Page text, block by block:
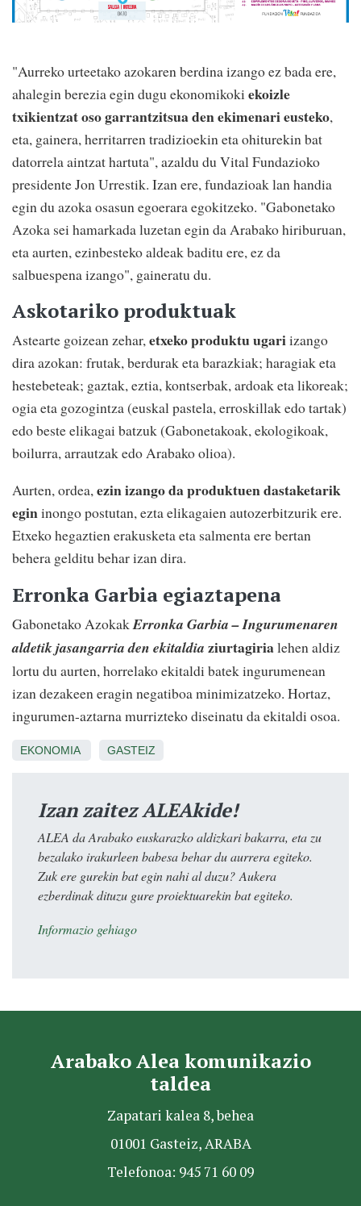
"Aurreko urteetako azokaren berdina izango ez bada ere,
ahalegin berezia egin dugu ekonomikokiekoizle
txikientzat oso garrantzitsua den ekimenari eusteko,
eta, gainera, herritarren tradizioekin eta ohiturekin bat
datorrela aintzat hartuta", azaldu du Vital Fundazioko
presidente Jon Urrestik. Izan ere, fundazioak lan handia
egin du azoka osasun egoerara egokitzeko. "Gabonetako
Azoka sei hamarkada luzetan egin da Arabako hiriburuan,
eta aurten, ezinbesteko aldeak baditu ere, ez da
salbuespena izango", gaineratu du.
Askotariko produktuak
Astearte goizean zehar,etxeko produktu ugariizango
dira azokan: frutak, berdurak eta barazkiak; haragiak eta
hestebeteak; gaztak, eztia, kontserbak, ardoak eta likoreak;
ogia eta gozogintza (euskal pastela, erroskillak edo tartak)
edo beste elikagai batzuk (Gabonetakoak, ekologikoak,
boilurra, arrautzak edo Arabako olioa).
Aurten, ordea,ezin izango da produktuen dastaketarik
egininongo postutan, ezta elikagaien autozerbitzurik ere.
Etxeko hegaztien erakusketa eta salmenta ere bertan
behera gelditu behar izan dira.
Erronka Garbia egiaztapena
Gabonetako AzokakErronka Garbia – Ingurumenaren
aldetik jasangarria den ekitaldia ziurtagirialehen aldiz
lortu du aurten, horrelako ekitaldi batek ingurumenean
izan dezakeen eragin negatiboa minimizatzeko. Hortaz,
ingurumen-aztarna murrizteko diseinatu da ekitaldi osoa.
EKONOMIA GASTEIZ
Izan zaitez ALEAkide!
ALEA da Arabako euskarazko aldizkari bakarra, eta zu
bezalako irakurleen babesa behar du aurrera egiteko.
Zuk ere gurekin bat egin nahi al duzu? Aukera
ezberdinak dituzu gure proiektuarekin bat egiteko.
Informazio gehiago
Arabako Alea komunikazio
taldea
Zapatari kalea 8, behea
01001 Gasteiz, ARABA
Telefonoa: 945 71 60 09